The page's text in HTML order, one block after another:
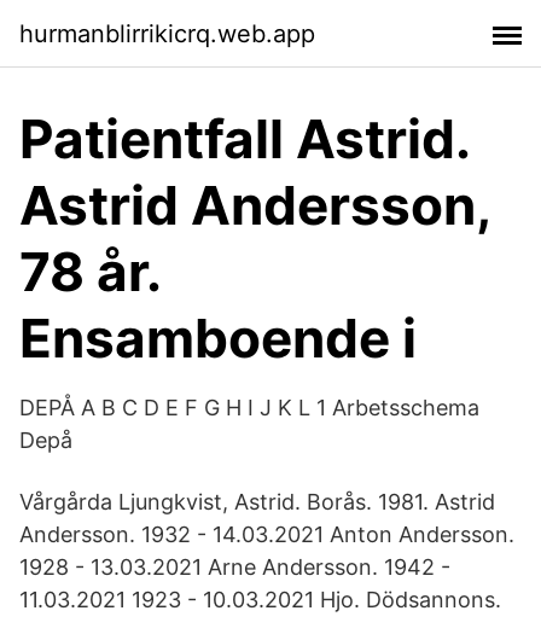
hurmanblirrikicrq.web.app
Patientfall Astrid.
Astrid Andersson,
78 år.
Ensamboende i
DEPÅ A B C D E F G H I J K L 1 Arbetsschema
Depå
Vårgårda Ljungkvist, Astrid. Borås. 1981. Astrid
Andersson. 1932 - 14.03.2021 Anton Andersson.
1928 - 13.03.2021 Arne Andersson. 1942 -
11.03.2021 1923 - 10.03.2021 Hjo. Dödsannons.